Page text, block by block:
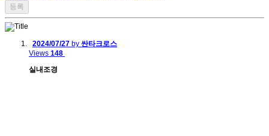
2024/07/27 by 싼타크로스
Views 148
실내조경